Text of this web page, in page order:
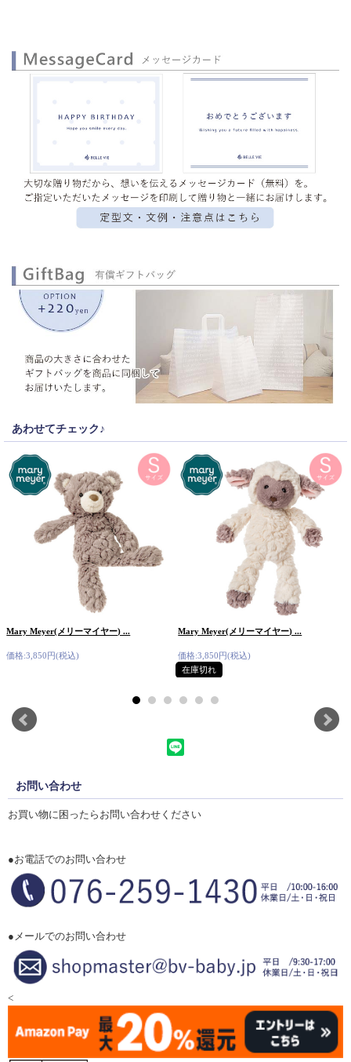
あわせてチェック♪
Mary Meyer(メリーマイヤー) ...
価格:3,850円(税込)
Mary Meyer(メリーマイヤー) ...
価格:3,850円(税込)
在庫切れ
お問い合わせ
お買い物に困ったらお問い合わせください
●お電話でのお問い合わせ
●メールでのお問い合わせ
<